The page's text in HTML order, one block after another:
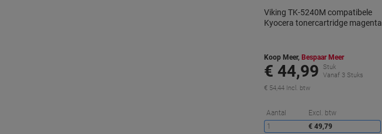
Viking TK-5240M compatibele
Kyocera tonercartridge magenta
Koop Meer, Bespaar Meer
€ 44,99
Stuk
Vanaf 3 Stuks
€ 54,44 Incl. btw
Aantal Excl. btw
1
€ 49,79